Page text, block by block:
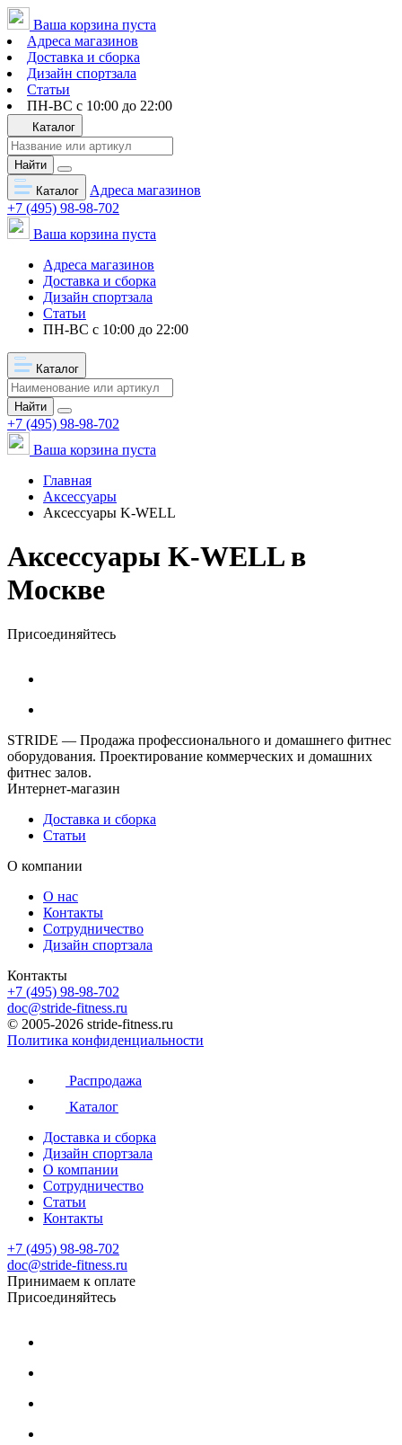
Ваша корзина пуста
Адреса магазинов
Доставка и сборка
Дизайн спортзала
Статьи
ПН-ВС с 10:00 до 22:00
Каталог
Найти
Каталог
Адреса магазинов
+7 (495) 98-98-702
Ваша корзина пуста
Адреса магазинов
Доставка и сборка
Дизайн спортзала
Статьи
ПН-ВС с 10:00 до 22:00
Каталог
Найти
+7 (495) 98-98-702
Ваша корзина пуста
Главная
Аксессуары
Аксессуары K-WELL
Аксессуары K-WELL в
Москве
Присоединяйтесь
STRIDE — Продажа профессионального и домашнего фитнес
оборудования. Проектирование коммерческих и домашних
фитнес залов.
Интернет-магазин
Доставка и сборка
Статьи
О компании
О нас
Контакты
Сотрудничество
Дизайн спортзала
Контакты
+7 (495) 98-98-702
doc@stride-fitness.ru
© 2005-2026 stride-fitness.ru
Политика конфиденциальности
Распродажа
Каталог
Доставка и сборка
Дизайн спортзала
О компании
Сотрудничество
Статьи
Контакты
+7 (495) 98-98-702
doc@stride-fitness.ru
Принимаем к оплате
Присоединяйтесь